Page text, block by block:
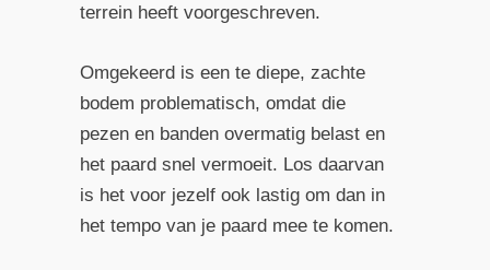
terrein heeft voorgeschreven.
Omgekeerd is een te diepe, zachte
bodem problematisch, omdat die
pezen en banden overmatig belast en
het paard snel vermoeit. Los daarvan
is het voor jezelf ook lastig om dan in
het tempo van je paard mee te komen.